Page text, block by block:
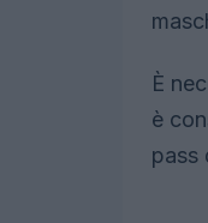
È
è
pass